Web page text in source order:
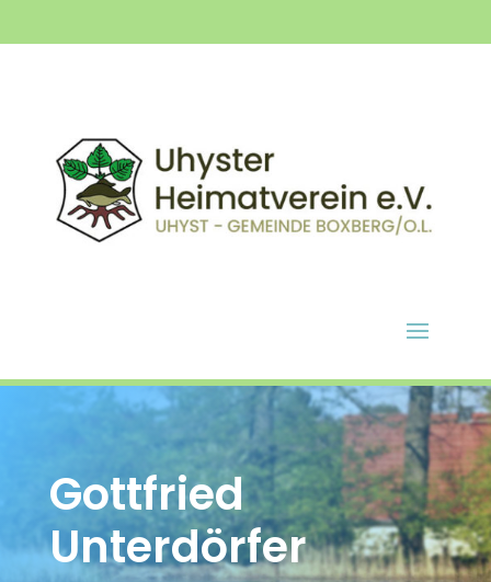
Gottfried
Unterdörfer